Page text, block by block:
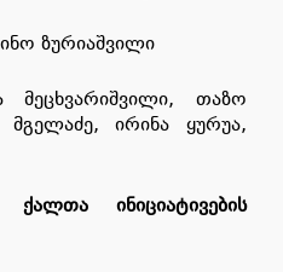
ზურიაშვილი
თაზო
ირინა ყურუა,
ქალთა ინიციატივების